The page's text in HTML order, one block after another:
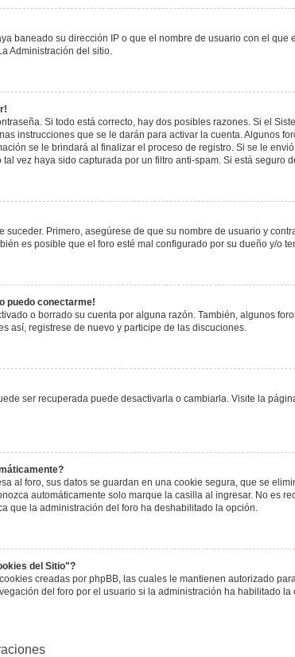
baneado su dirección IP o que el nombre de usuario con el
Administración del sitio.
Si todo está correcto, hay dos posibles razones. Si el
instrucciones que se le darán para activar la cuenta. Algunos
se le brindará al finalizar el proceso de registro. Si se le
vez haya sido capturada por un filtro anti-spam. Si está
suceder. Primero, asegúrese de que su nombre de usuario y
es posible que el foro esté mal configurado por su dueño y/o
puedo conectarme!
o borrado su cuenta por alguna razón. También, algunos
así, registrese de nuevo y participe de las discuciones.
ser recuperada puede desactivarla o cambiarla. Visite la
al foro, sus datos se guardan en una cookie segura, que se
automáticamente solo marque la casilla al ingresar. No es
que la administración del foro ha deshabilitado la opción.
del Sitio"?
creadas por phpBB, las cuales le mantienen autorizado
del foro por el usuario si la administración ha habilitado